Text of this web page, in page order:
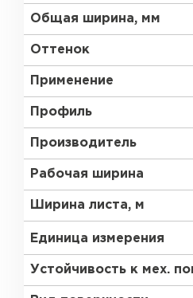
Общая ширина, мм
Оттенок
Применение
Профиль
Производитель
Рабочая ширина
Ширина листа, м
Единица измерения
Устойчивость к мех.